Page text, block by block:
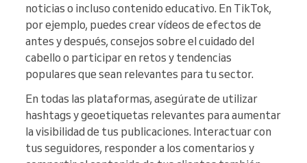
noticias o incluso contenido educativo. En TikTok,
por ejemplo, puedes crear vídeos de efectos de
antes y después, consejos sobre el cuidado del
cabello o participar en retos y tendencias
populares que sean relevantes para tu sector.
En todas las plataformas, asegúrate de utilizar
hashtags y geoetiquetas relevantes para aumentar
la visibilidad de tus publicaciones. Interactuar con
tus seguidores, responder a los comentarios y